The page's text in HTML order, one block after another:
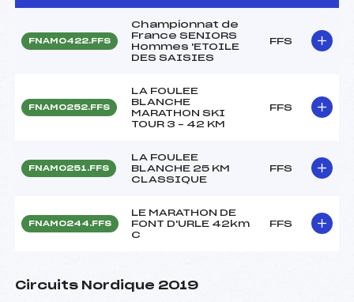
FNAM0422.FFS
Championnat de
France SENIORS
Hommes 'ETOILE
DES SAISIES
FFS
FNAM0252.FFS
LA FOULEE
BLANCHE
MARATHON SKI
TOUR 3 – 42 KM
FFS
FNAM0251.FFS
LA FOULEE
BLANCHE 25 KM
CLASSIQUE
FFS
FNAM0244.FFS
LE MARATHON DE
FONT D'URLE 42km
C
FFS
Circuits Nordique 2019